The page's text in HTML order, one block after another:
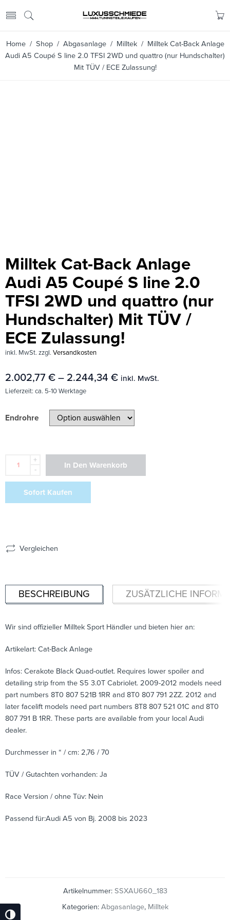
Umschalten Auf Hohe Kontraste
Home/ Shop/ Abgasanlage/ Milltek/ Milltek Cat-Back Anlage
Audi A5 Coupé S line 2.0 TFSI 2WD und quattro (nur Hundschalter)
Mit TÜV / ECE Zulassung!
Milltek Cat-Back Anlage
Audi A5 Coupé S line 2.0
TFSI 2WD und quattro (nur
Hundschalter) Mit TÜV /
ECE Zulassung!
inkl. MwSt. zzgl. Versandkosten
2.002,77 € – 2.244,34 € inkl. MwSt.
Lieferzeit: ca. 5-10 Werktage
Endrohre
+
-
In Den Warenkorb
Sofort Kaufen
Vergleichen
BESCHREIBUNG ZUSÄTZLICHE
Wir sind offizieller Milltek Sport Händler und bieten hier an:
Artikelart: Cat-Back Anlage
Infos: Cerakote Black Quad-outlet. Requires lower spoiler and
detailing strip from the S5 3.0T Cabriolet. 2009-2012 models need
part numbers 8T0 807 521B 1RR and 8T0 807 791 2ZZ. 2012 and
later facelift models need part numbers 8T8 807 521 01C and 8T0
807 791 B 1RR. These parts are available from your local Audi
dealer.
Durchmesser in “ / cm: 2,76 / 70
TÜV / Gutachten vorhanden: Ja
Race Version / ohne Tüv: Nein
Passend für:Audi A5 von Bj. 2008 bis 2023
Artikelnummer: SSXAU660_183
Kategorien: Abgasanlage, Milltek